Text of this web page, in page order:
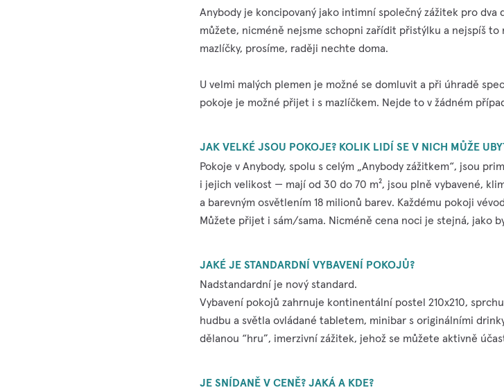
Anybody je koncipovaný jako intimní společný zážitek pro
můžete, nicméně nejsme schopni zařídit přistýlku a nejspíš
mazlíčky, prosíme, raději nechte doma.
U velmi malých plemen je možné se domluvit a při úhradě
pokoje je možné přijet i s mazlíčkem. Nejde to v žádném
JAK VELKÉ JSOU POKOJE? KOLIK LIDÍ SE V NICH MŮŽE
Pokoje v Anybody, spolu s celým „Anybody zážitkem“, jsou
i jejich velikost — mají od 30 do 70 m², jsou plně vybavené,
a barevným osvětlením 18 milionů barev. Každému pokoji
Můžete přijet i sám/sama. Nicméně cena noci je stejná, jako
JAKÉ JE STANDARDNÍ VYBAVENÍ POKOJŮ?
Nadstandardní je nový standard.
Vybavení pokojů zahrnuje kontinentální postel 210x210,
hudbu a světla ovládané tabletem, minibar s originálními
dělanou “hru”, imerzivní zážitek, jehož se můžete aktivně
JE SNÍDANĚ V CENĚ? JAKÁ A KDE?